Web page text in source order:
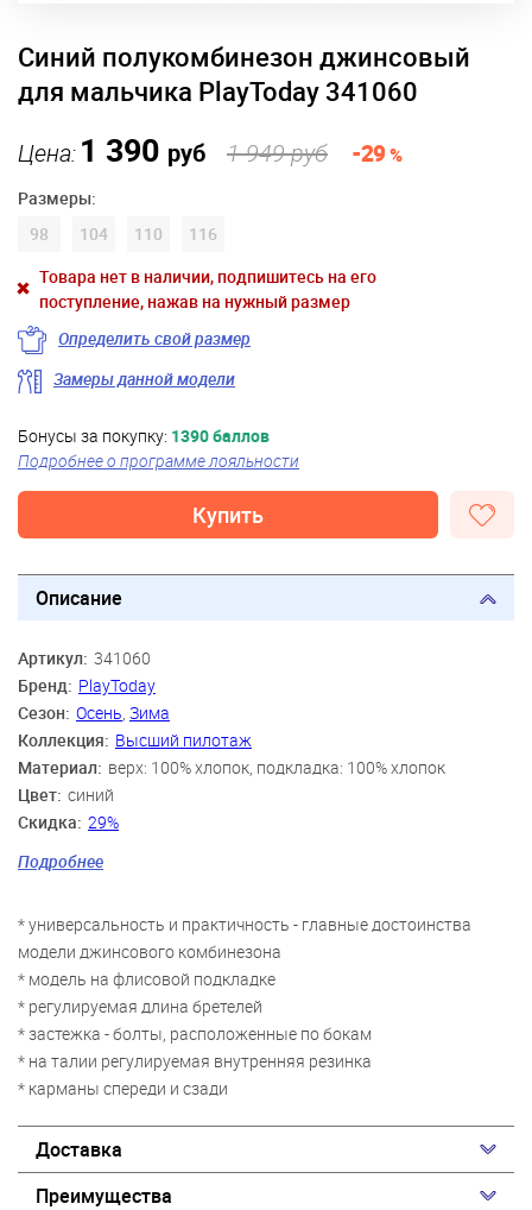
Синий полукомбинезон джинсовый
для мальчика PlayToday 341060
Цена:1 390 руб 1 949 руб -29%
Размеры:
98
104 110
116
Товара нет в наличии, подпишитесь на его
поступление, нажав на нужный размер
Определить свой размер
Замеры данной модели
Бонусы за покупку: 1390 баллов
Подробнее о программе лояльности
Купить
Описание
Артикул: 341060
Бренд: PlayToday
Сезон: Осень Зима
Коллекция: Высший пилотаж
Материал: верх: 100% хлопок, подкладка: 100% хлопок
Цвет: синий
Скидка: 29%
Возраст: 3 года, 4 года, 5 лет, 6 лет, 7 лет, 8 лет
Подробнее
* универсальность и практичность - главные достоинства
модели джинсового комбинезона
* модель на флисовой подкладке
* регулируемая длина бретелей
* застежка - болты, расположенные по бокам
* на талии регулируемая внутренняя резинка
* карманы спереди и сзади
Доставка
Преимущества